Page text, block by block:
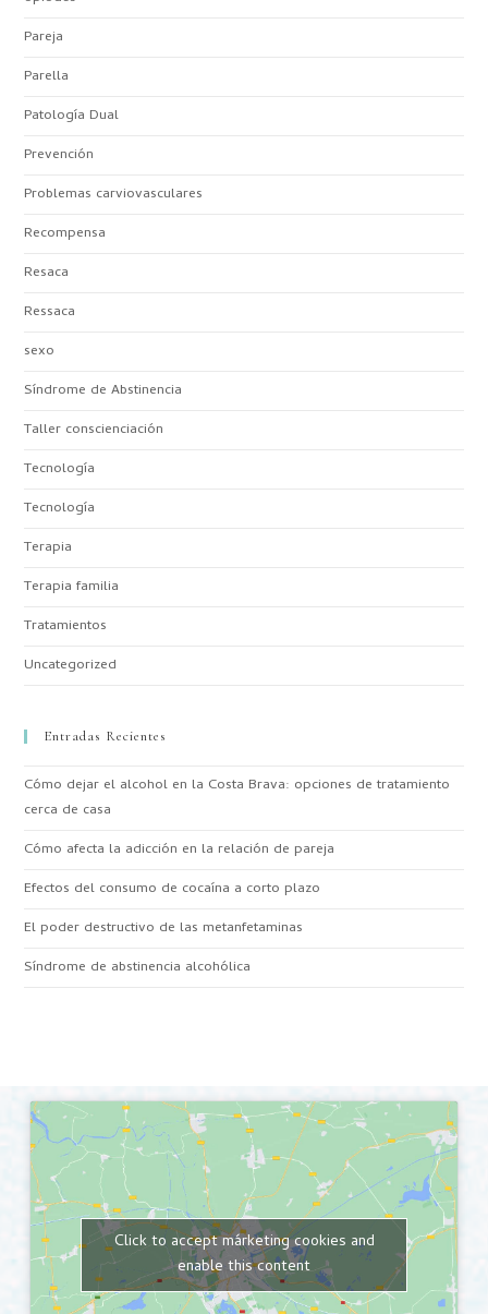
Pareja
Parella
Patología Dual
Prevención
Problemas carviovasculares
Recompensa
Resaca
Ressaca
sexo
Síndrome de Abstinencia
Taller conscienciación
Tecnología
Tecnología
Terapia
Terapia familia
Tratamientos
Uncategorized
Entradas Recientes
Cómo dejar el alcohol en la Costa Brava: opciones de tratamiento
cerca de casa
Cómo afecta la adicción en la relación de pareja
Efectos del consumo de cocaína a corto plazo
El poder destructivo de las metanfetaminas
Síndrome de abstinencia alcohólica
Click to accept márketing cookies and
enable this content